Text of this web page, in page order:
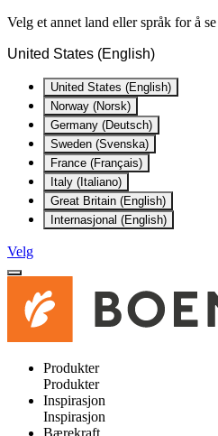
Velg et annet land eller språk for å
United States (English)
United States (English)
Norway (Norsk)
Germany (Deutsch)
Sweden (Svenska)
France (Français)
Italy (Italiano)
Great Britain (English)
Internasjonal (English)
Velg
Produkter
Produkter
Inspirasjon
Inspirasjon
Bærekraft